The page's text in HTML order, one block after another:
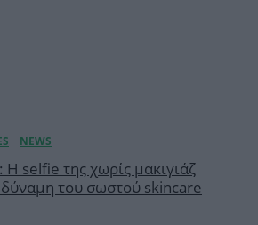
Η selfie της χωρίς μακιγιάζ
δύναμη του σωστού skincare